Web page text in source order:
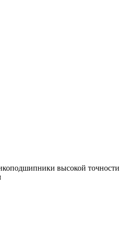
высокой точности